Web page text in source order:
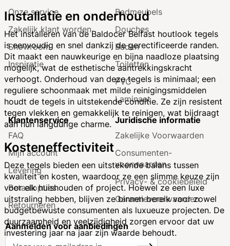
Installatie en onderhoud
Het installeren van de Baldocer Belfast houtlook tegels
is eenvoudig en snel dankzij de gerectificeerde randen.
Dit maakt een nauwkeurige en bijna naadloze plaatsing
mogelijk, wat de esthetische aantrekkingskracht
verhoogt. Onderhoud van deze tegels is minimaal; een
reguliere schoonmaak met milde reinigingsmiddelen
houdt de tegels in uitstekende conditie. Ze zijn resistent
tegen vlekken en gemakkelijk te reinigen, wat bijdraagt
aan hun langdurige charme.
Kosteneffectiviteit
Deze tegels bieden een uitstekende balans tussen
kwaliteit en kosten, waardoor ze een slimme keuze zijn
voor elk huishouden of project. Hoewel ze een luxe
uitstraling hebben, blijven ze binnen bereik voor zowel
budgetbewuste consumenten als luxueuze projecten. De
duurzaamheid en veelzijdigheid zorgen ervoor dat uw
investering jaar na jaar zijn waarde behoudt.
Onze service
Zakelijk klant worden
Showroom
Inspiratie
Badmeubels
Douches
Baden
Toiletten
PVC
Laminaat
Klantenservice
FAQ
Mijn account
Levering
Betaalopties
Retourneren
Juridische informatie
Zakelijke Voorwaarden
Consumenten­
voorwaarden
Privacy- & cookiebeleid
Garantie­voorwaarden
Aanmelden voor aanbiedingen
A
Inschrijven